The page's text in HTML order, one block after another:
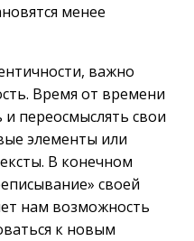
менее
важно
Время от времени
переосмыслять свои
элементы или
В конечном
своей
нам возможность
к новым